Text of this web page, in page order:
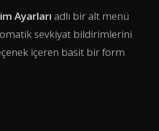
Ayarları adlı bir alt menü
sevkiyat bildirimlerini
içeren basit bir form